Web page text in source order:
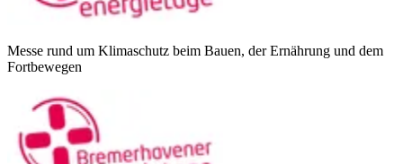
Messe rund um Klimaschutz beim Bauen, der Ernährung und dem
Fortbewegen